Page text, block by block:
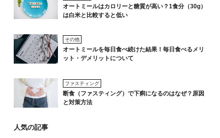
オートミールはカロリーと糖質が高い？1食分（30g）
は白米と比較すると低い
その他
オートミールを毎日食べ続けた結果！毎日食べるメリ
ット・デメリットについて
ファスティング
断食（ファスティング）で下痢になるのはなぜ？原因
と対策方法
人気の記事